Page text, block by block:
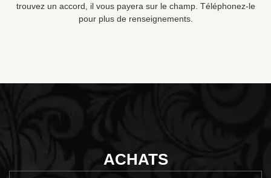
trouvez un accord, il vous payera sur le champ. Téléphonez-le
pour plus de renseignements.
ACHATS